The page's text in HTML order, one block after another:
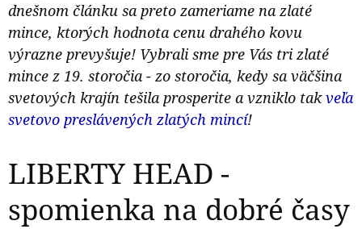
dnešnom článku sa preto zameriame na zlaté
mince, ktorých hodnota cenu drahého kovu
výrazne prevyšuje! Vybrali sme pre Vás tri zlaté
mince z 19. storočia - zo storočia, kedy sa väčšina
svetových krajín tešila prosperite a vzniklo takveľa
svetovo preslávených zlatých mincí!
LIBERTY HEAD -
spomienka na dobré časy